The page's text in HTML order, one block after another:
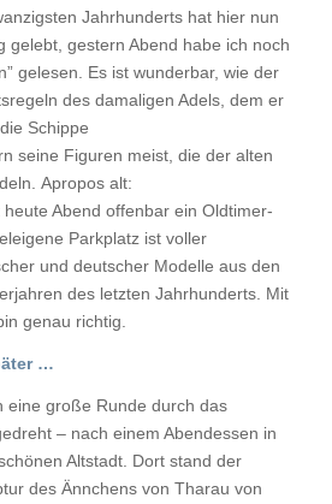
Jahrhunderts hat hier nun
gelebt, gestern Abend habe ich noch
gelesen. Es ist wunderbar, wie der
des damaligen Adels, dem er
Schippe
seine Figuren meist, die der alten
Apropos alt:
Abend offenbar ein Oldtimer-
Parkplatz ist voller
und deutscher Modelle aus den
des letzten Jahrhunderts. Mit
genau richtig.
…
eine große Runde durch das
– nach einem Abendessen in
Altstadt. Dort stand der
des Ännchens von Tharau von